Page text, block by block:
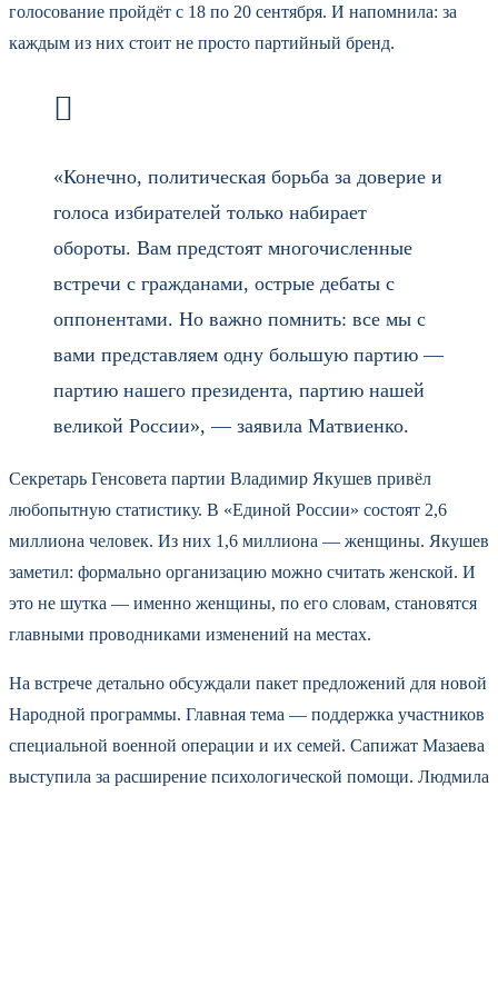
голосование пройдёт с 18 по 20 сентября. И напомнила: за
каждым из них стоит не просто партийный бренд.
«Конечно, политическая борьба за доверие и
голоса избирателей только набирает
обороты. Вам предстоят многочисленные
встречи с гражданами, острые дебаты с
оппонентами. Но важно помнить: все мы с
вами представляем одну большую партию —
партию нашего президента, партию нашей
великой России», — заявила Матвиенко.
Секретарь Генсовета партии Владимир Якушев привёл
любопытную статистику. В «Единой России» состоят 2,6
миллиона человек. Из них 1,6 миллиона — женщины. Якушев
заметил: формально организацию можно считать женской. И
это не шутка — именно женщины, по его словам, становятся
главными проводниками изменений на местах.
На встрече детально обсуждали пакет предложений для новой
Народной программы. Главная тема — поддержка участников
специальной военной операции и их семей. Сапижат Мазаева
выступила за расширение психологической помощи. Людмила